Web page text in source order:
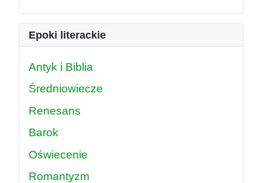
Epoki literackie
Antyk i Biblia
Średniowiecze
Renesans
Barok
Oświecenie
Romantyzm